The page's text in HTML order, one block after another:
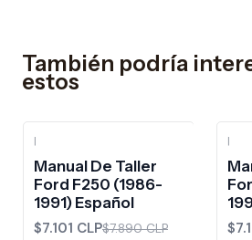
También podría
estos
|
Manual De Taller
Ford F250 (1986-
1991) Español
$7.101 CLP$7.890 CLP
|